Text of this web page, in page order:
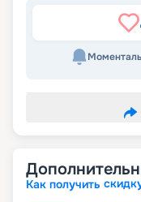
Как получить